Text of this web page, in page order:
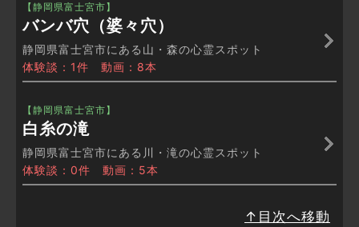
【静岡県富士宮市】
バンバ穴（婆々穴）
静岡県富士宮市にある山・森の心霊スポット
体験談：1件 動画：8本
【静岡県富士宮市】
白糸の滝
静岡県富士宮市にある川・滝の心霊スポット
体験談：0件 動画：5本
↑目次へ移動